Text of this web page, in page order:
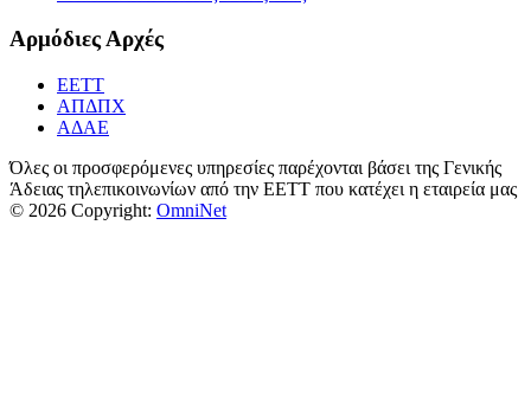
Αρμόδιες Αρχές
ΕΕΤΤ
ΑΠΔΠΧ
ΑΔΑΕ
Όλες οι προσφερόμενες υπηρεσίες παρέχονται βάσει της Γενικής
Άδειας τηλεπικοινωνίων από την ΕΕΤΤ που κατέχει η εταιρεία μας
© 2026 Copyright: OmniNet